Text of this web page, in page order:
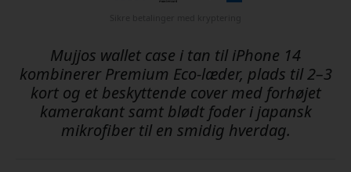
Mujjos wallet case i tan til iPhone 14
kombinerer Premium Eco-læder, plads til 2–3
kort og et beskyttende cover med forhøjet
kamerakant samt blødt foder i japansk
mikrofiber til en smidig hverdag.